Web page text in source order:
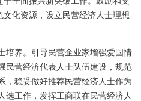
文化资源，设立民营经济人士理想
培养。引导民营企业家增强爱国情
民营经济代表人士队伍建设，规范
，稳妥做好推荐民营经济人士作为
选工作，发挥工商联在民营经济人